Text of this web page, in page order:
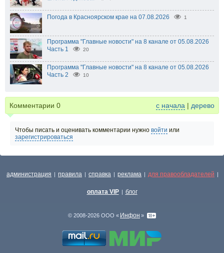
Погода в Красноярском крае на 07.08.2026 1
Программа "Главные новости" на 8 канале от 05.08.2026
Часть 1
20
Программа "Главные новости" на 8 канале от 05.08.2026
Часть 2
10
Комментарии 0 с начала | дерево
Чтобы писать и оценивать комментарии нужно войти или
зарегистрироваться
администрация | правила | справка | реклама | для правообладателей |
оплата VIP | блог
© 2008-2026 ООО « Инфон »